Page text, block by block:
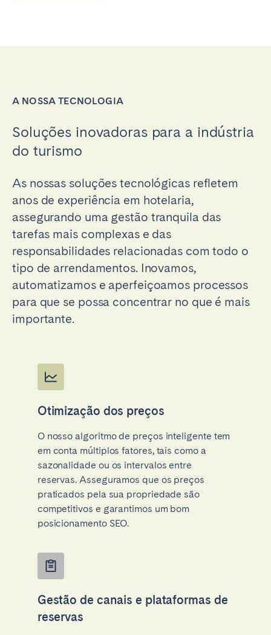
A NOSSA TECNOLOGIA
Soluções inovadoras para a indústria
do turismo
As nossas soluções tecnológicas refletem
anos de experiência em hotelaria,
assegurando uma gestão tranquila das
tarefas mais complexas e das
responsabilidades relacionadas com todo o
tipo de arrendamentos. Inovamos,
automatizamos e aperfeiçoamos processos
para que se possa concentrar no que é mais
importante.
Otimização dos preços
O nosso algoritmo de preços inteligente tem
em conta múltiplos fatores, tais como a
sazonalidade ou os intervalos entre
reservas. Asseguramos que os preços
praticados pela sua propriedade são
competitivos e garantimos um bom
posicionamento SEO.
Gestão de canais e plataformas de
reservas